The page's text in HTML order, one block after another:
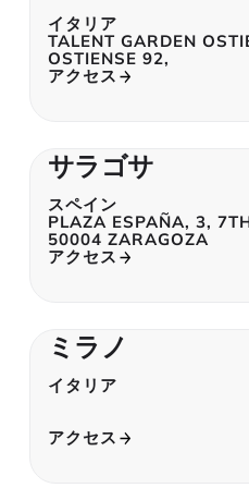
イタリア
TALENT GARDEN
OSTIENSE 92,
アクセス
サラゴサ
スペイン
PLAZA ESPAÑA, 3,
50004 ZARAGOZA
アクセス
ミラノ
イタリア
アクセス